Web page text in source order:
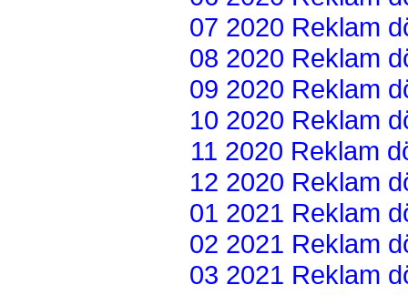
07 2020 Reklam
08 2020 Reklam
09 2020 Reklam
10 2020 Reklam
11 2020 Reklam
12 2020 Reklam
01 2021 Reklam
02 2021 Reklam
03 2021 Reklam